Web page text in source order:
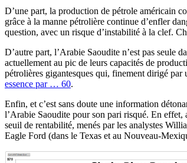
D’une part, la production de pétrole américain
grâce à la manne pétrolière continue d’enfler
question, avec un risque d’instabilité à la clef.
D’autre part, l’Arabie Saoudite n’est pas seule
actuellement au pic de leurs capacités de
pétrolières gigantesques qui, finement dirigé
essence par … 60.
Enfin, et c’est sans doute une information
l’Arabie Saoudite pour son pari risqué. En effet,
seuil de rentabilité, menés par les analystes
Eagle Ford (dans le Texas et au Nouveau-